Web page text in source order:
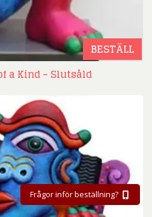
BESTÄLL
a Kind – Slutsåld
Frågor inför beställning?